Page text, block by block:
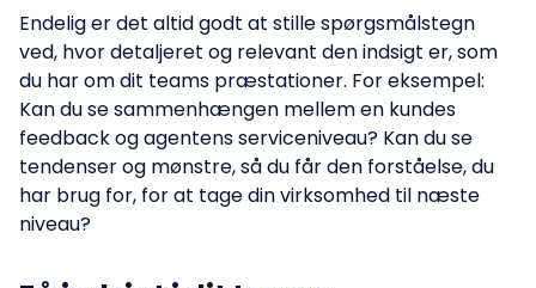
Endelig er det altid godt at stille spørgsmålstegn
ved, hvor detaljeret og relevant den indsigt er, som
du har om dit teams præstationer. For eksempel:
Kan du se sammenhængen mellem en kundes
feedback og agentens serviceniveau? Kan du se
tendenser og mønstre, så du får den forståelse, du
har brug for, for at tage din virksomhed til næste
niveau?